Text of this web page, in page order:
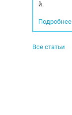
й.
Подробнее
Все статьи